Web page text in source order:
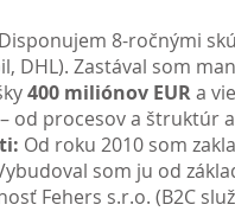
Disponujem 8-ročnými
DHL). Zastával som
400 miliónov EURa
od procesov a štruktúr
Od roku 2010 som
som ju od
Fehers s.r.o. (B2C